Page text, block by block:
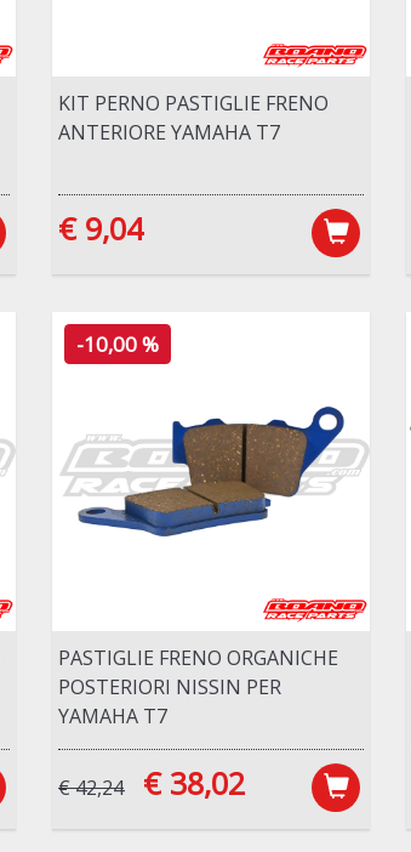
KIT PERNO PASTIGLIE FRENO
ANTERIORE YAMAHA T7
€ 9,04
-10,00 %
PASTIGLIE FRENO ORGANICHE
POSTERIORI NISSIN PER
YAMAHA T7
€ 42,24 € 38,02